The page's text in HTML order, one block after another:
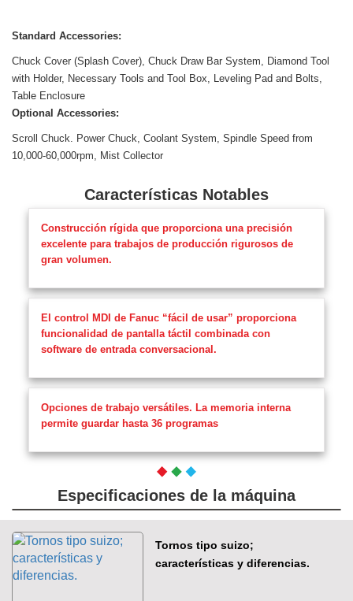
Standard Accessories:
Chuck Cover (Splash Cover), Chuck Draw Bar System, Diamond Tool
with Holder, Necessary Tools and Tool Box, Leveling Pad and Bolts,
Table Enclosure
Optional Accessories:
Scroll Chuck. Power Chuck, Coolant System, Spindle Speed from
10,000-60,000rpm, Mist Collector
Características Notables
Construcción rígida que proporciona una precisión
excelente para trabajos de producción rigurosos de
gran volumen.
El control MDI de Fanuc “fácil de usar” proporciona
funcionalidad de pantalla táctil combinada con
software de entrada conversacional.
Opciones de trabajo versátiles. La memoria interna
permite guardar hasta 36 programas
Especificaciones de la máquina
Tornos tipo suizo;
características y diferencias.